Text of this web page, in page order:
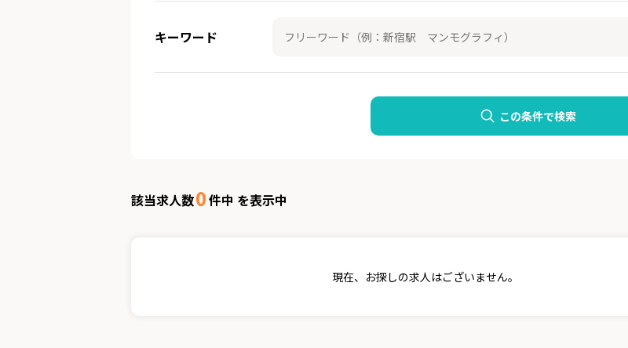
キーワード
この条件で検索
該当求人数0件中 を表示中
現在、お探しの求人はございません。